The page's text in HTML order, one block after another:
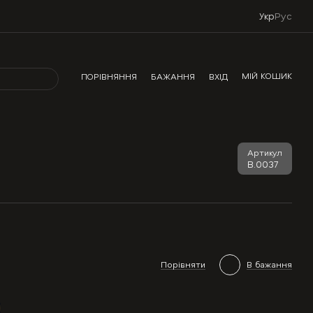
УкрРус
ПОРІВНЯННЯ БАЖАННЯ ВХІД МІЙ КОШИК
Артикул
В.0037
Порівняти В бажання